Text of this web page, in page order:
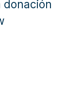
donación